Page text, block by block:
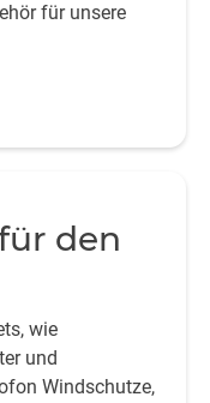
für unsere
den
wie
und
Windschutze,